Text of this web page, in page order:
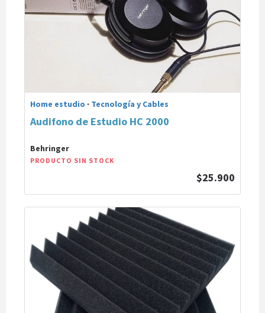
Home estudio · Tecnología y Cables
Audifono de Estudio HC 2000
Behringer
PRODUCTO SIN STOCK
$25.900